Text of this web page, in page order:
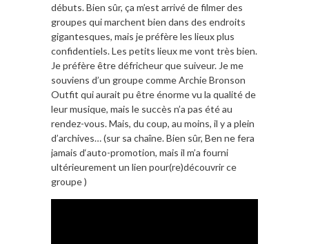
débuts. Bien sûr, ça m’est arrivé de filmer des
groupes qui marchent bien dans des endroits
gigantesques, mais je préfère les lieux plus
confidentiels. Les petits lieux me vont très bien.
Je préfère être défricheur que suiveur. Je me
souviens d’un groupe comme Archie Bronson
Outfit qui aurait pu être énorme vu la qualité de
leur musique, mais le succès n’a pas été au
rendez-vous. Mais, du coup, au moins, il y a plein
d’archives… (sur sa chaîne. Bien sûr, Ben ne fera
jamais d‘auto-promotion, mais il m’a fourni
ultérieurement un lien pour(re)découvrir ce
groupe )